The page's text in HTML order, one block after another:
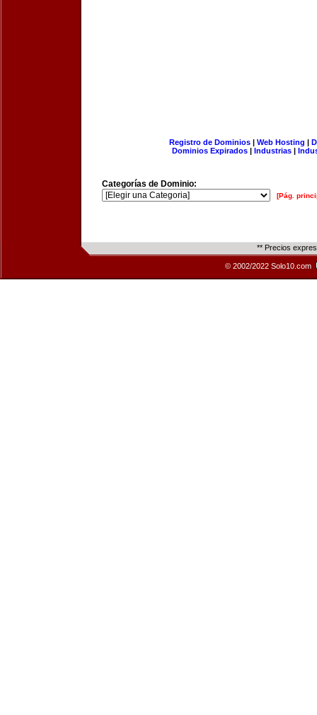
Registro de Dominios| Web Hosting |
Dominios Expirados | Industrias |
Categorías de Dominio:
[Pág.
** Precios
© 2002/2022 Solo10.com